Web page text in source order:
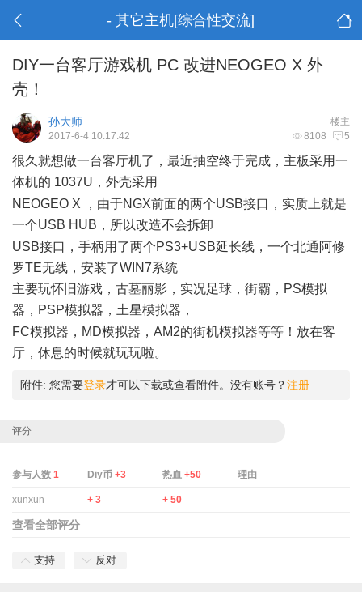
- 其它主机[综合性交流]
DIY一台客厅游戏机 PC 改进NEOGEO X 外
壳！
楼主
孙大师
8108 5
2017-6-4 10:17:42
很久就想做一台客厅机了，最近抽空终于完成，主板采用一
体机的 1037U，外壳采用
NEOGEO X ，由于NGX前面的两个USB接口，实质上就是
一个USB HUB，所以改造不会拆卸
USB接口，手柄用了两个PS3+USB延长线，一个北通阿修
罗TE无线，安装了WIN7系统
主要玩怀旧游戏，古墓丽影，实况足球，街霸，PS模拟
器，PSP模拟器，土星模拟器，
FC模拟器，MD模拟器，AM2的街机模拟器等等！放在客
厅，休息的时候就玩玩啦。
附件: 您需要登录才可以下载或查看附件。没有账号？注册
评分
参与人数 1 Diy币 +3 热血 +50 理由
xunxun + 3 + 50
查看全部评分
支持 反对